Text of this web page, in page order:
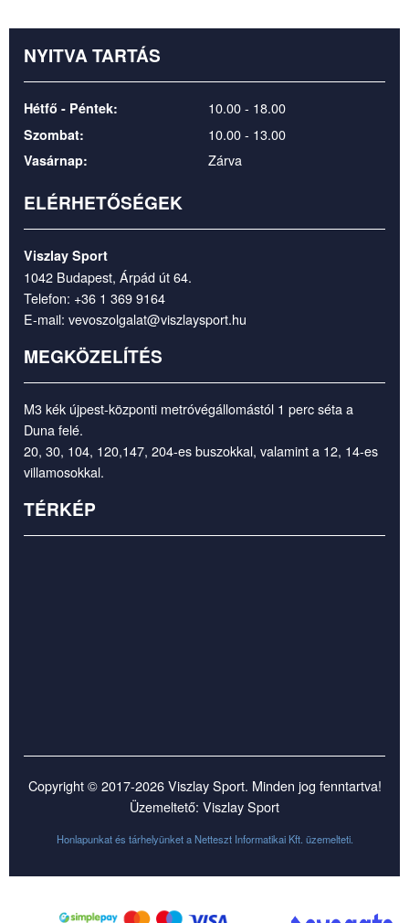
NYITVA TARTÁS
Hétfő - Péntek: 10.00 - 18.00
Szombat: 10.00 - 13.00
Vasárnap: Zárva
ELÉRHETŐSÉGEK
Viszlay Sport
1042 Budapest, Árpád út 64.
Telefon: +36 1 369 9164
E-mail: vevoszolgalat@viszlaysport.hu
MEGKÖZELÍTÉS
M3 kék újpest-központi metróvégállomástól 1 perc séta a
Duna felé.
20, 30, 104, 120,147, 204-es buszokkal, valamint a 12, 14-es
villamosokkal.
TÉRKÉP
Copyright © 2017-2026 Viszlay Sport. Minden jog fenntartva!
Üzemeltető: Viszlay Sport
Honlapunkat és tárhelyünket a Netteszt Informatikai Kft. üzemelteti.